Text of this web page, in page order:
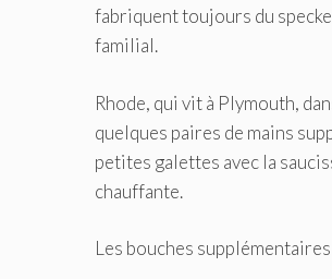
fabriquent toujours du
familial.
Rhode, qui vit à Plymouth,
quelques paires de mains
petites galettes avec la
chauffante.
Les bouches